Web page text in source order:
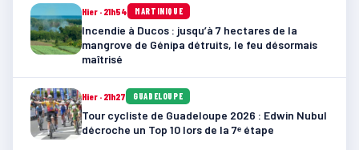
Hier · 21h54 MARTINIQUE
Incendie à Ducos : jusqu’à 7 hectares de la
mangrove de Génipa détruits, le feu désormais
maîtrisé
Hier · 21h27 GUADELOUPE
Tour cycliste de Guadeloupe 2026 : Edwin Nubul
décroche un Top 10 lors de la 7ᵉ étape